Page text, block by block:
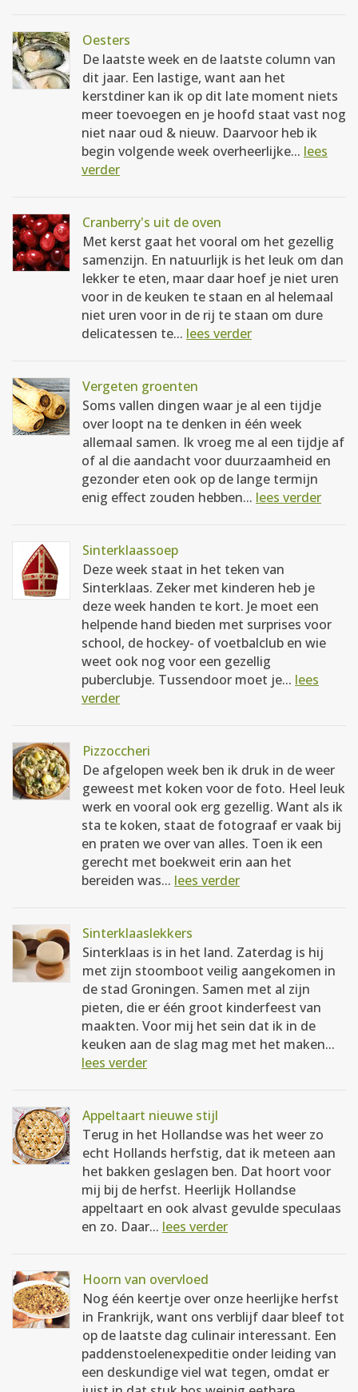
Oesters
De laatste week en de laatste column van
dit jaar. Een lastige, want aan het
kerstdiner kan ik op dit late moment niets
meer toevoegen en je hoofd staat vast nog
niet naar oud & nieuw. Daarvoor heb ik
begin volgende week overheerlijke... lees
verder
Cranberry's uit de oven
Met kerst gaat het vooral om het gezellig
samenzijn. En natuurlijk is het leuk om dan
lekker te eten, maar daar hoef je niet uren
voor in de keuken te staan en al helemaal
niet uren voor in de rij te staan om dure
delicatessen te... lees verder
Vergeten groenten
Soms vallen dingen waar je al een tijdje
over loopt na te denken in één week
allemaal samen. Ik vroeg me al een tijdje af
of al die aandacht voor duurzaamheid en
gezonder eten ook op de lange termijn
enig effect zouden hebben... lees verder
Sinterklaassoep
Deze week staat in het teken van
Sinterklaas. Zeker met kinderen heb je
deze week handen te kort. Je moet een
helpende hand bieden met surprises voor
school, de hockey- of voetbalclub en wie
weet ook nog voor een gezellig
puberclubje. Tussendoor moet je... lees
verder
Pizzoccheri
De afgelopen week ben ik druk in de weer
geweest met koken voor de foto. Heel leuk
werk en vooral ook erg gezellig. Want als ik
sta te koken, staat de fotograaf er vaak bij
en praten we over van alles. Toen ik een
gerecht met boekweit erin aan het
bereiden was... lees verder
Sinterklaaslekkers
Sinterklaas is in het land. Zaterdag is hij
met zijn stoomboot veilig aangekomen in
de stad Groningen. Samen met al zijn
pieten, die er één groot kinderfeest van
maakten. Voor mij het sein dat ik in de
keuken aan de slag mag met het maken...
lees verder
Appeltaart nieuwe stijl
Terug in het Hollandse was het weer zo
echt Hollands herfstig, dat ik meteen aan
het bakken geslagen ben. Dat hoort voor
mij bij de herfst. Heerlijk Hollandse
appeltaart en ook alvast gevulde speculaas
en zo. Daar... lees verder
Hoorn van overvloed
Nog één keertje over onze heerlijke herfst
in Frankrijk, want ons verblijf daar bleef tot
op de laatste dag culinair interessant. Een
paddenstoelenexpeditie onder leiding van
een deskundige viel wat tegen, omdat er